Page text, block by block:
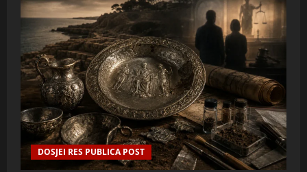
DOSJEI RES PUBLICA POST